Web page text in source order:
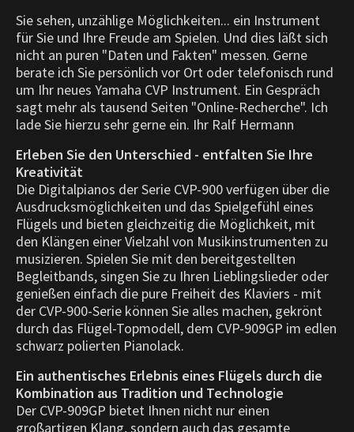
Sie sehen, unzählige Möglichkeiten... ein Instrument
für Sie und Ihre Freude am Spielen. Und dies läßt sich
nicht an puren "Daten und Fakten" messen. Gerne
berate ich Sie persönlich vor Ort oder telefonisch rund
um Ihr neues Yamaha CVP Instrument. Ein Gespräch
sagt mehr als tausend Seiten "Online-Recherche". Ich
lade Sie hierzu sehr gerne ein. Ihr Ralf Hermann
Erleben Sie den Unterschied - entfalten Sie Ihre
Kreativität
Die Digitalpianos der Serie CVP-900 verfügen über die
Ausdrucksmöglichkeiten und das Spielgefühl eines
Flügels und bieten gleichzeitig die Möglichkeit, mit
den Klängen einer Vielzahl von Musikinstrumenten zu
musizieren. Spielen Sie mit den bereitgestellten
Begleitbands, singen Sie zu Ihren Lieblingslieder oder
genießen einfach die pure Freiheit des Klaviers - mit
der CVP-900-Serie können Sie alles machen, gekrönt
durch das Flügel-Topmodell, dem CVP-909GP im edlen
schwarz polierten Pianolack.
Ein authentisches Erlebnis eines Flügels durch die
Kombination aus Tradition und Technologie
Der CVP-909GP bietet Ihnen nicht nur einen
großartigen Klang, sondern auch das gesamte